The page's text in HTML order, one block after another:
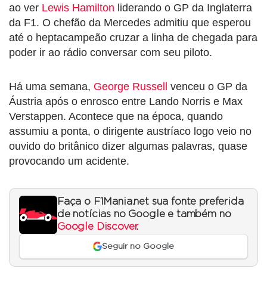
ao ver Lewis Hamilton liderando o GP da Inglaterra
da F1. O chefão da Mercedes admitiu que esperou
até o heptacampeão cruzar a linha de chegada para
poder ir ao rádio conversar com seu piloto.
Há uma semana, George Russell venceu o GP da
Áustria após o enrosco entre Lando Norris e Max
Verstappen. Acontece que na época, quando
assumiu a ponta, o dirigente austríaco logo veio no
ouvido do britânico dizer algumas palavras, quase
provocando um acidente.
Faça o F1Mania.net sua fonte preferida
de notícias no Google e também no
Google Discover.
Seguir no Google